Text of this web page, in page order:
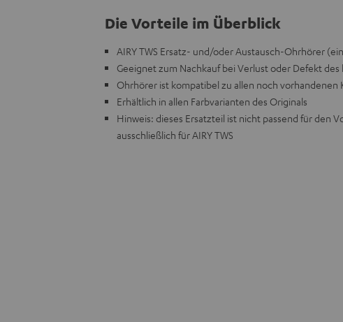
Die Vorteile im Überblick
AIRY TWS Ersatz- und/oder Austausch-Ohrhörer
Geeignet zum Nachkauf bei Verlust oder Defekt
Ohrhörer ist kompatibel zu allen noch
Erhältlich in allen Farbvarianten des Originals
Hinweis: dieses Ersatzteil ist nicht passend für den
ausschließlich für AIRY TWS